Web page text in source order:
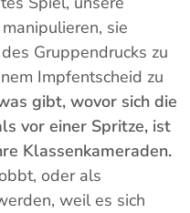
sie
Gruppendrucks zu
Impfentscheid zu
gibt, wovor sich die
vor einer Spritze, ist
Klassenkameraden.
oder als
weil es sich